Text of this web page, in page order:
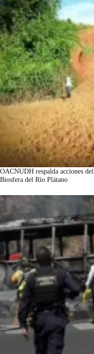
OACNUDH respalda acciones
Biosfera del Río Plátano